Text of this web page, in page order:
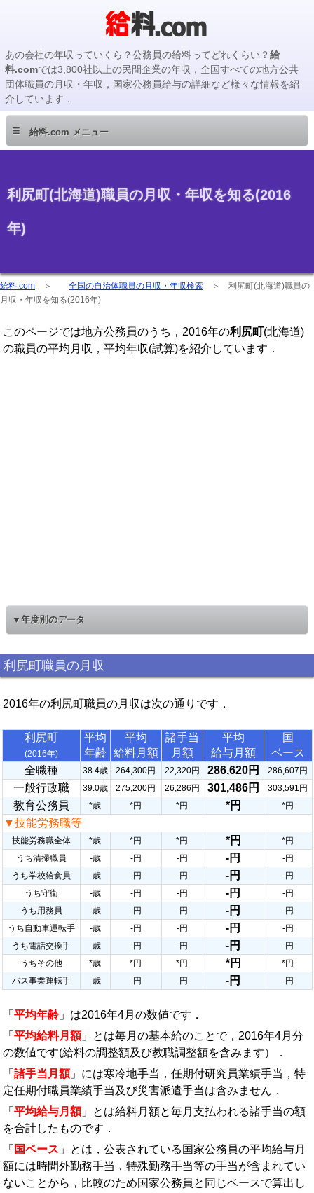
あの会社の年収っていくら？公務員の給料ってどれくらい？給
料.comでは3,800社以上の民間企業の年収，全国すべての地方公共
団体職員の月収・年収，国家公務員給与の詳細など様々な情報を紹
介しています．
≡ 給料.com メニュー
利尻町(北海道)職員の月収・年収を知る(2016
年)
給料.com ＞ 全国の自治体職員の月収・年収検索 ＞ 利尻町(北海道)職員の
月収・年収を知る(2016年)
このページでは地方公務員のうち，2016年の利尻町(北海道)
の職員の平均月収，平均年収(試算)を紹介しています．
▼年度別のデータ
利尻町職員の月収
2016年の利尻町職員の月収は次の通りです．
利尻町
(2016年)
平均
年齢
平均
給料月額
諸手当
月額
平均
給与月額
国
ベース
全職種
38.4歳 264,300円 22,320円 286,620円 286,607円
一般行政職 39.0歳 275,200円 26,286円 301,486円 303,591円
教育公務員 *歳 *円 *円 *円 *円
▼技能労務職等
技能労務職全体 *歳 *円 *円 *円
*円
うち清掃職員
-歳 -円 -円 -円
-円
うち学校給食員
-歳 -円 -円 -円
-円
うち守衛
-歳 -円 -円 -円
-円
うち用務員
-歳 -円 -円 -円
-円
うち自動車運転手
-歳 -円 -円 -円
-円
うち電話交換手
-歳 -円 -円 -円
-円
うちその他
*歳 *円 *円 *円
*円
バス事業運転手
-歳 -円 -円 -円 -円
「 平均年齢 」は2016年4月の数値です．
「 平均給料月額」とは毎月の基本給のことで，2016年4月分
の数値です(給料の調整額及び教職調整額を含みます）．
「 諸手当月額」には寒冷地手当，任期付研究員業績手当，特
定任期付職員業績手当及び災害派遣手当は含みません．
「 平均給与月額」とは給料月額と毎月支払われる諸手当の額
を合計したものです．
「 国ベース 」とは，公表されている国家公務員の平均給与月
額には時間外勤務手当，特殊勤務手当等の手当が含まれてい
ないことから，比較のため国家公務員と同じベースで算出し